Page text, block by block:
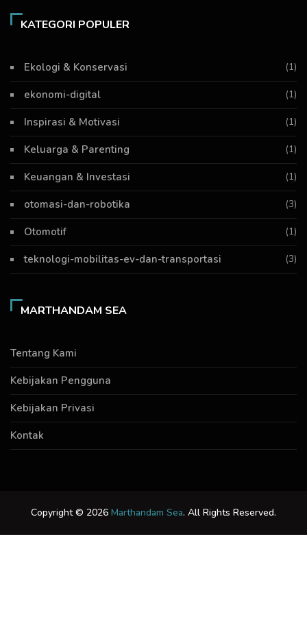
KATEGORI POPULER
Ekologi & Konservasi (1)
ekonomi-digital (1)
Inspirasi & Motivasi (1)
Keluarga & Parenting (1)
Keuangan & Investasi (1)
otomasi-dan-robotika (3)
Otomotif (1)
teknologi-mobilitas-ev-dan-transportasi (3)
MARTHANDAM SEA
Tentang Kami
Kebijakan Pengguna
Kebijakan Privasi
Kontak
Copyright © 2026 Marthandam Sea. All Rights Reserved.